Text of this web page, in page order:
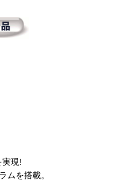
実現!
ムを搭載。